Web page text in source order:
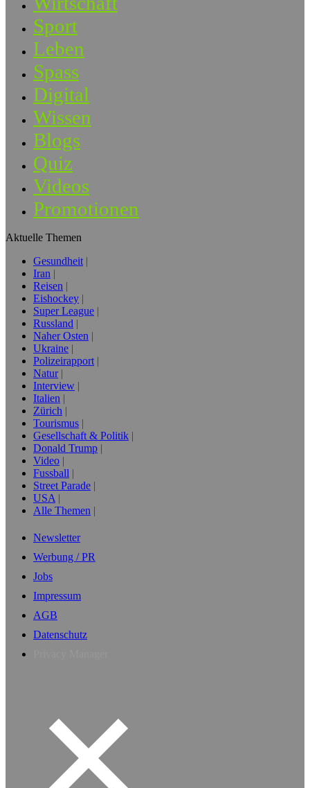
Sport
Leben
Spass
Digital
Wissen
Blogs
Quiz
Videos
Promotionen
Aktuelle Themen
Gesundheit
Iran
Reisen
Eishockey
Super League
Russland
Naher Osten
Ukraine
Polizeirapport
Natur
Interview
Italien
Zürich
Tourismus
Gesellschaft & Politik
Donald Trump
Video
Fussball
Street Parade
USA
Alle Themen
Newsletter
Werbung / PR
Jobs
Impressum
AGB
Datenschutz